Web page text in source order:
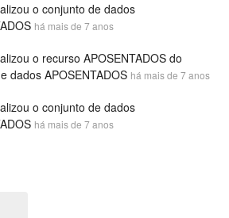
o conjunto de dados
há mais de 7 anos
o recurso APOSENTADOS do
dados APOSENTADOS há mais de 7 anos
o conjunto de dados
há mais de 7 anos